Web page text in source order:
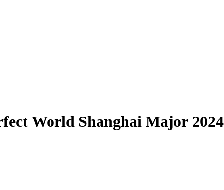
World Shanghai Major 2024